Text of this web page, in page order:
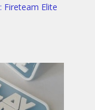
Elite